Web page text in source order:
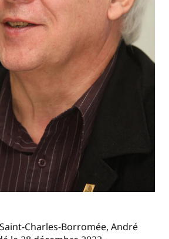
Charles-Borromée, André